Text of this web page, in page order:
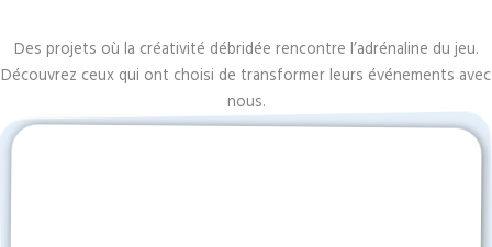
Des projets où la créativité débridée rencontre l’adrénaline du jeu.
Découvrez ceux qui ont choisi de transformer leurs événements avec
nous.